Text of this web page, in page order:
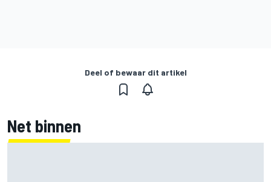
Deel of bewaar dit artikel
Net binnen